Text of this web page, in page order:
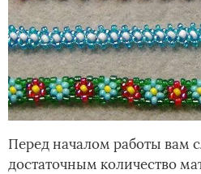
Перед началом работы вам
достаточным количество